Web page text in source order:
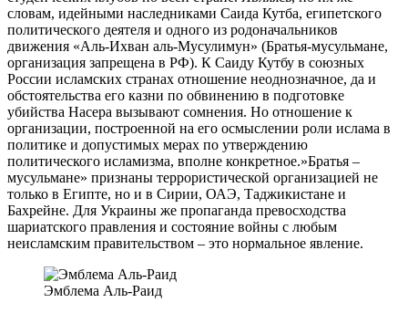
словам, идейными наследниками Саида Кутба, египетского
политического деятеля и одного из родоначальников
движения «Аль-Ихван аль-Мусулимун» (Братья-мусульмане,
организация запрещена в РФ). К Саиду Кутбу в союзных
России исламских странах отношение неоднозначное, да и
обстоятельства его казни по обвинению в подготовке
убийства Насера вызывают сомнения. Но отношение к
организации, построенной на его осмыслении роли ислама в
политике и допустимых мерах по утверждению
политического исламизма, вполне конкретное.»Братья –
мусульмане» признаны террористической организацией не
только в Египте, но и в Сирии, ОАЭ, Таджикистане и
Бахрейне. Для Украины же пропаганда превосходства
шариатского правления и состояние войны с любым
неисламским правительством – это нормальное явление.
Эмблема Аль-Раид